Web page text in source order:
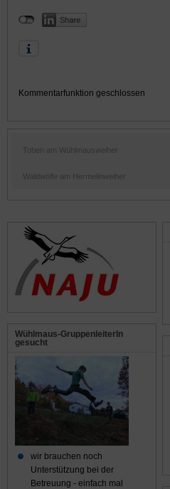
Kommentarfunktion geschlossen
Toben am Wühlmausweiher
Waldwölfe am Hermelinweiher
Wühlmaus-GruppenleiterIn
gesucht
wir brauchen noch
Unterstützung bei der
Betreuung - einfach mal